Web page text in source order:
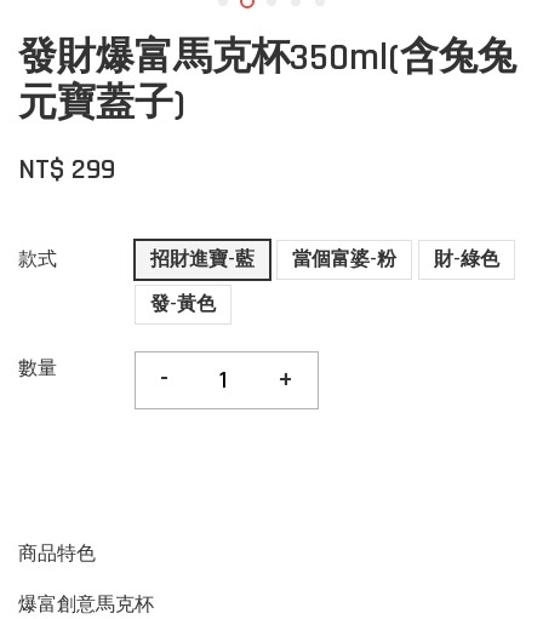
發財爆富馬克杯350ml(含兔兔
元寶蓋子)
NT$ 299
款式 招財進寶-藍 當個富婆-粉
財-綠色
發-黃色
數量 - +
商品特色
爆富創意馬克杯